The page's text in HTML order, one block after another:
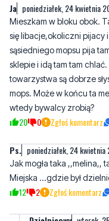
sąsiedniego mopsu pija
sklepie i idą tam tam
towarzystwa są dobrze
mops. Może w końcu ta
wtedy bywalcy zrobią?
20 0 Zgłoś komentarz
Ps. poniedziałek, 24 kwietnia
Jak mogła taka ,,melina,,
12 2 Zgłoś komentarz
Dzielnicowy wtorek,
Tego procederu nie
napojów